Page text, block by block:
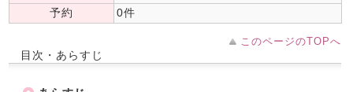
予約
0件
このページのTOPへ
目次・あらすじ